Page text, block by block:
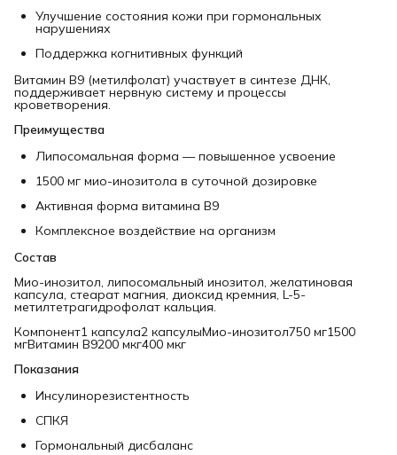
Улучшение состояния кожи при гормональных
нарушениях
Поддержка когнитивных функций
Витамин B9 (метилфолат) участвует в синтезе ДНК,
поддерживает нервную систему и процессы
кроветворения.
Преимущества
Липосомальная форма — повышенное усвоение
1500 мг мио-инозитола в суточной дозировке
Активная форма витамина B9
Комплексное воздействие на организм
Состав
Мио-инозитол, липосомальный инозитол, желатиновая
капсула, стеарат магния, диоксид кремния, L-5-
метилтетрагидрофолат кальция.
Компонент1 капсула2 капсулыМио-инозитол750 мг1500
мгВитамин B9200 мкг400 мкг
Показания
Инсулинорезистентность
СПКЯ
Гормональный дисбаланс